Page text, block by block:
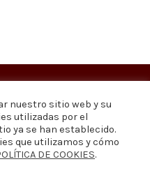
20/20 Noticias
- Edición 1.095
somos
nuestro sitio web y su
utilizadas por el
ya se han establecido.
que utilizamos y cómo
DE COOKIES.